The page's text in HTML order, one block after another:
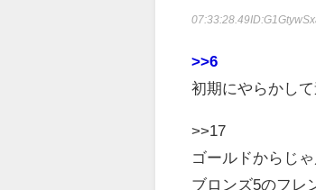
07:33:28.49
>>6
初期にやらかし
>>17
ゴールドからじ
ブロンズ5のフレ